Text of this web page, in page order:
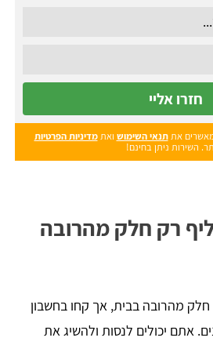
חזרו אליי
אתתנאי השימוש ואתמדיניות הפרטיות
השירות ניתן בחינם!
רק חלק מהרובה
מהרובה בבית, אך קחו בחשבון
אתם יכולים לנסות ולהשיג את